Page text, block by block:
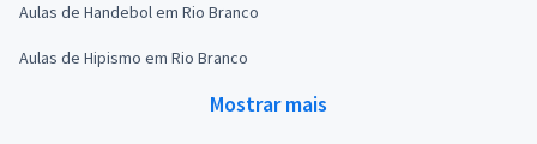
Aulas de Handebol em Rio Branco
Aulas de Hipismo em Rio Branco
Mostrar mais